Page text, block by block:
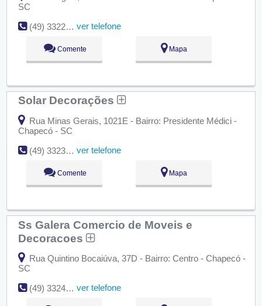
SC
(49) 3322-3459
ver telefone
Comente Mapa
Solar Decorações
Rua Minas Gerais, 1021E - Bairro: Presidente Médici -
Chapecó - SC
(49) 3323-1037
ver telefone
Comente Mapa
Ss Galera Comercio de Moveis e
Decoracoes
Rua Quintino Bocaiúva, 37D - Bairro: Centro - Chapecó -
SC
(49) 3324-7852
ver telefone